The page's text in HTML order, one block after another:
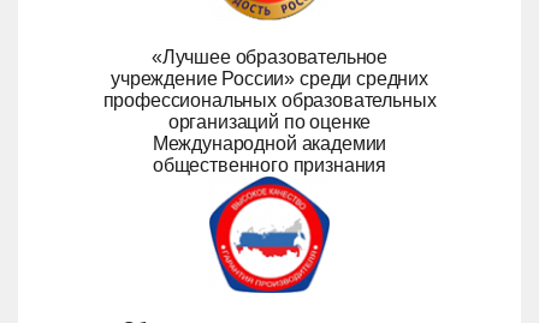
«Лучшее образовательное
учреждение России» среди средних
профессиональных образовательных
организаций по оценке
Международной академии
общественного признания